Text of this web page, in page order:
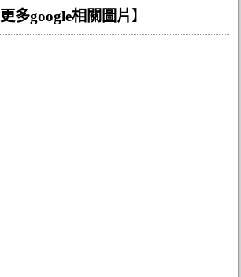
更多google相關圖片 】